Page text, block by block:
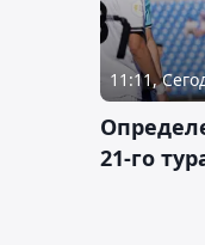
11:11,
21-го